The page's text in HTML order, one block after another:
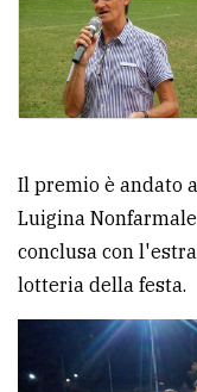
Il premio è andato
Luigina
conclusa con
lotteria della festa.